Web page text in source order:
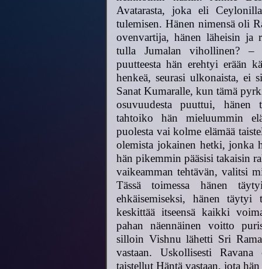
Avatarasta, joka eli
tulemisen. Hänen nimensä oli
ovenvartija, hänen läheisin ja
tulla Jumalan vihollinen? –
puutteesta hän erehtyi erään
henkeä, seurasi ulkonaista, ei
Sanat Kumaralle, kun tämä
osuvuudesta puuttui, hänen
tahtoiko hän mieluummin
puolesta vai kolme elämää
olemista jokainen hetki, jonka
hän pikemmin pääsisi takaisin
vaikeamman tehtävän, valitsi
Tässä toimessa hänen
ehkäisemiseksi, hänen täytyi
keskittää itseensä kaikki
pahan näennäinen voitto
silloin Vishnu lähetti Sri
vastaan. Uskollisesti
taistellut Häntä vastaan, jota